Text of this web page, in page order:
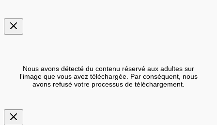
Nous avons détecté du contenu réservé aux adultes sur
l'image que vous avez téléchargée. Par conséquent, nous
avons refusé votre processus de téléchargement.